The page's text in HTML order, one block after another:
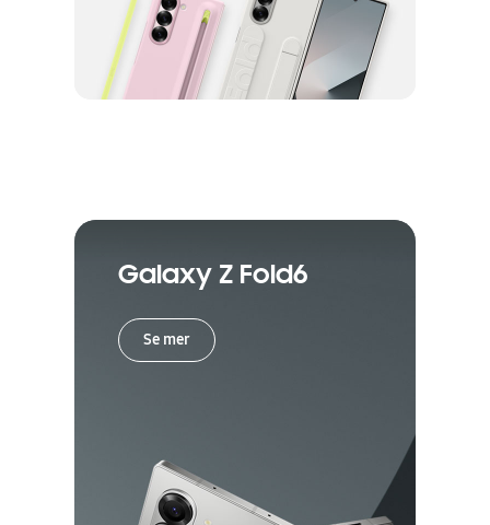
Galaxy Z Fold6
Se mer